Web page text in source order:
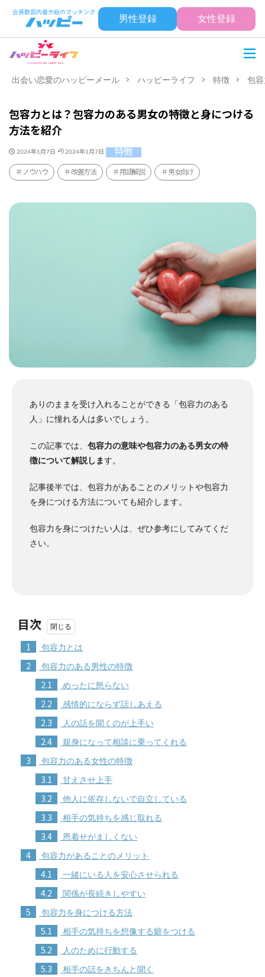
男性登録 女性登録
出会い恋愛のハッピーメール ハッピーライフ 特徴 包
包容力とは？包容力のある男女の特徴と身につける
方法を紹介
2024年1月7日 2024年1月7日 特徴
ノウハウ 改善方法 用語解説 男女向け
ありのままを受け入れることができる「包容力のある
人」に憧れる人は多いでしょう。
この記事では、 包容力の意味や包容力のある男女の特
徴について解説します。
記事後半では、包容力があることのメリットや包容力
を身につける方法についても紹介します。
包容力を身につけたい人は、ぜひ参考にしてみてくだ
さい。
目次
1 包容力とは
2 包容力のある男性の特徴
2.1 めったに怒らない
2.2 感情的にならず話しあえる
2.3 人の話を聞くのが上手い
2.4 親身になって相談に乗ってくれる
3 包容力のある女性の特徴
3.1 甘えさせ上手
3.2 他人に依存しないで自立している
3.3 相手の気持ちを感じ取れる
3.4 恩着せがましくない
4 包容力があることのメリット
4.1 一緒にいる人を安心させられる
4.2 関係が長続きしやすい
5 包容力を身につける方法
5.1 相手の気持ちを想像する癖をつける
5.2 人のために行動する
5.3 相手の話をきちんと聞く